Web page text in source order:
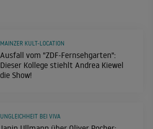
Ausfall vom "ZDF-Fernsehgarten":
Dieser Kollege stiehlt Andrea Kiewel
die Show!
MAINZER KULT-LOCATION
UNGLEICHHEIT BEI VIVA